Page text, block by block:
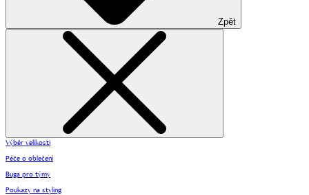
Zpět
Výběr velikosti
Péče o oblečení
Buga pro týmy
Poukazy na styling